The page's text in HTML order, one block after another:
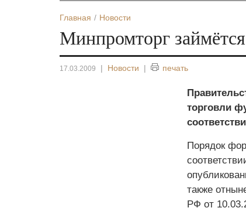
Главная Новости
Минпромторг
17.03.2009 | Новости | печать
торговли
Порядок
также
РФ от